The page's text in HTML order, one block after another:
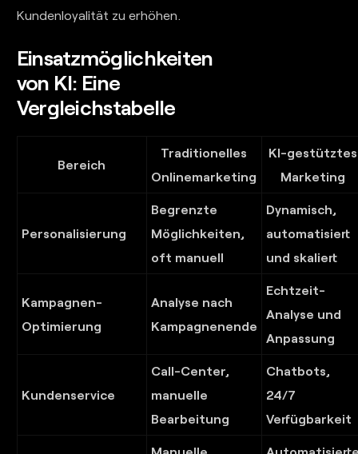
Kundenloyalität zu erhöhen.
Einsatzmöglichkeiten
von KI: Eine
Vergleichstabelle
Bereich
Traditionelles
Onlinemarketing
KI-gestütztes
Marketing
Personalisierung
Begrenzte
Möglichkeiten,
oft manuell
Dynamisch,
automatisiert
und skaliert
Kampagnen-
Optimierung
Analyse nach
Kampagnenende
Echtzeit-
Analyse und
Anpassung
Kundenservice
Call-Center,
manuelle
Bearbeitung
Chatbots,
24/7
Verfügbarkeit